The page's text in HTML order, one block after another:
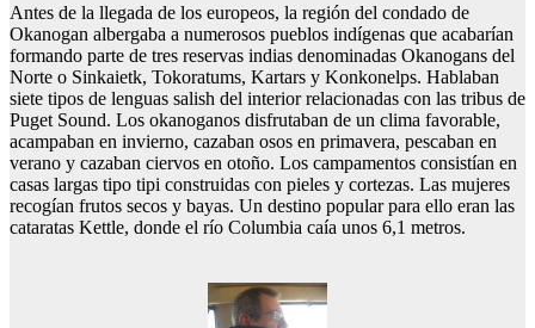
Antes de la llegada de los europeos, la región del condado de
Okanogan albergaba a numerosos pueblos indígenas que acabarían
formando parte de tres reservas indias denominadas Okanogans del
Norte o Sinkaietk, Tokoratums, Kartars y Konkonelps. Hablaban
siete tipos de lenguas salish del interior relacionadas con las tribus de
Puget Sound. Los okanoganos disfrutaban de un clima favorable,
acampaban en invierno, cazaban osos en primavera, pescaban en
verano y cazaban ciervos en otoño. Los campamentos consistían en
casas largas tipo tipi construidas con pieles y cortezas. Las mujeres
recogían frutos secos y bayas. Un destino popular para ello eran las
cataratas Kettle, donde el río Columbia caía unos 6,1 metros.